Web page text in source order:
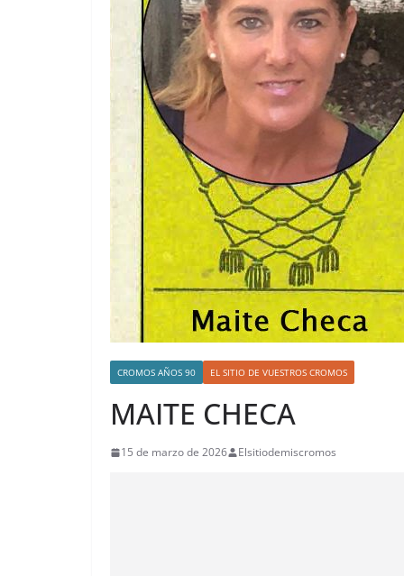
CROMOS AÑOS 90 EL SITIO DE VUESTROS CROMOS
MAITE CHECA
15 de marzo de 2026 Elsitiodemiscromos